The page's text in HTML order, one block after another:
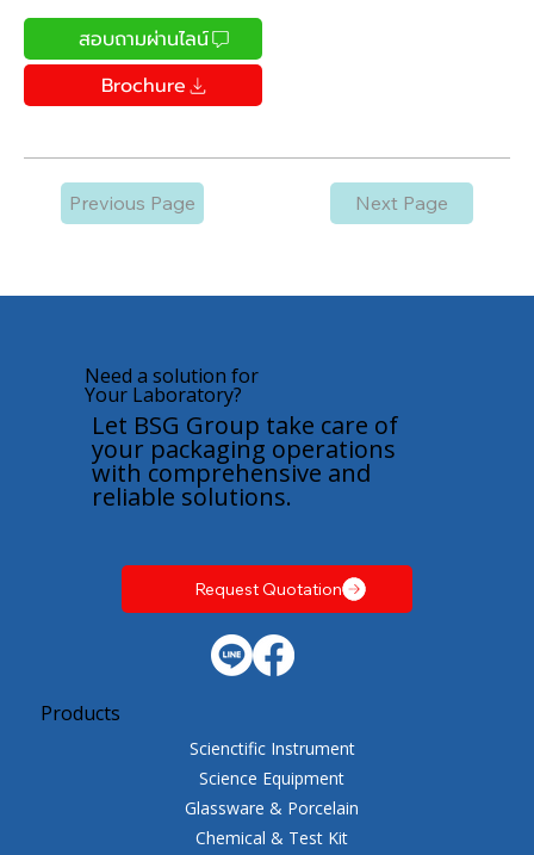
สอบถามผ่านไลน์
Brochure
Previous Page Next Page
Need a solution for
Your Laboratory?
Let BSG Group take care of
your packaging operations
with comprehensive and
reliable solutions.
Request Quotation
Products
Scienctific Instrument
Science Equipment
Glassware & Porcelain
Chemical & Test Kit